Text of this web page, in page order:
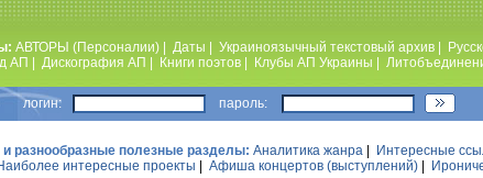
АВТОРЫ (Персоналии) Даты Украиноязычный текстовый архив
АП
Дискография АП Книги поэтов Клубы АП Украины
логин: пароль:
разнообразные полезные разделы: Аналитика жанра Интересные
интересные проекты Афиша концертов (выступлений)